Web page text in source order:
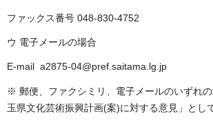
ファックス番号 048-830-4752
ウ 電子メールの場合
E-mail a2875-04@pref.saitama.lg.jp
※ 郵便、ファクシミリ、電子メールのいずれ
玉県文化芸術振興計画(案)に対する意見」とし